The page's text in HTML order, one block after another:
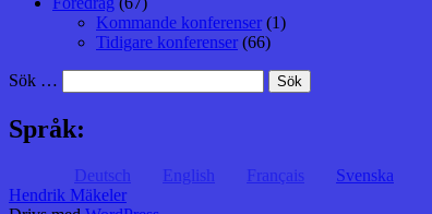
Kommande konferenser (1)
Tidigare konferenser (66)
Sök …
Språk:
Deutsch English Français
Svenska
Hendrik Mäkeler